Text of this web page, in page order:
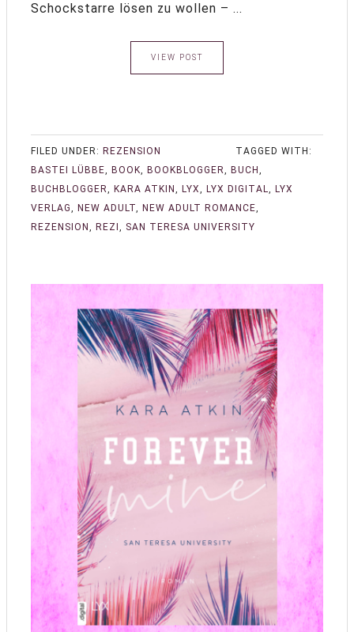
Schockstarre lösen zu wollen – ...
VIEW POST
FILED UNDER: REZENSION
TAGGED WITH:
BASTEI LÜBBE, BOOK, BOOKBLOGGER, BUCH ,
BUCHBLOGGER, KARA ATKIN , LYX, LYX DIGITAL, LYX
VERLAG, NEW ADULT, NEW ADULT ROMANCE,
REZENSION , REZI , SAN TERESA UNIVERSITY